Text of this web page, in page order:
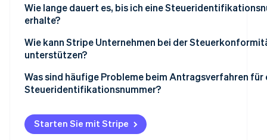
Einzelunternehmer/innen, die ihre
separat verwalten möchten
Gemeinnützige und wohltätige Organisationen
Antrag einreichen
Erhalt Ihrer Steueridentifikationsnummer
Bewahren Sie Ihre neue Nummer sicher auf
Persönliche Ausweisdokumente
Postanschrift und Kontaktdaten
Art Ihres Unternehmens
Datum der Unternehmensgründung
Angaben zur Zeichnungsberechtigung
Wie lange dauert es, bis ich eine
erhalte?
Wie kann Stripe Unternehmen bei der
unterstützen?
Automatisierte Steuerberechnungen
Integration in Buchhaltungs-Tools
Was sind häufige Probleme beim Antragsverfahren für
Steueridentifikationsnummer?
Falsche Rechtsform auswählen
Starten Sie mit Stripe